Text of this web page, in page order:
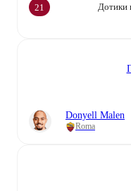
Дотики
21
Donyell Malen
Roma